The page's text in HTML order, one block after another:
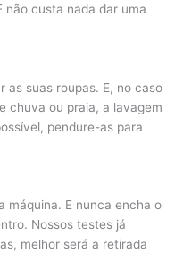
não custa nada dar uma
as suas roupas. E, no caso
chuva ou praia, a lavagem
pendure-as para
máquina. E nunca encha o
Nossos testes já
melhor será a retirada